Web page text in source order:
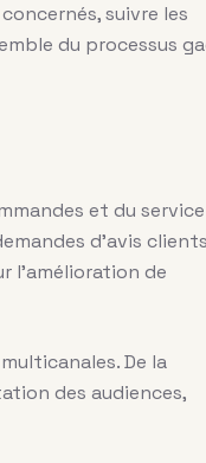
suivre les
du processus
et du service
d’avis
l’amélioration de
De la
des audiences,